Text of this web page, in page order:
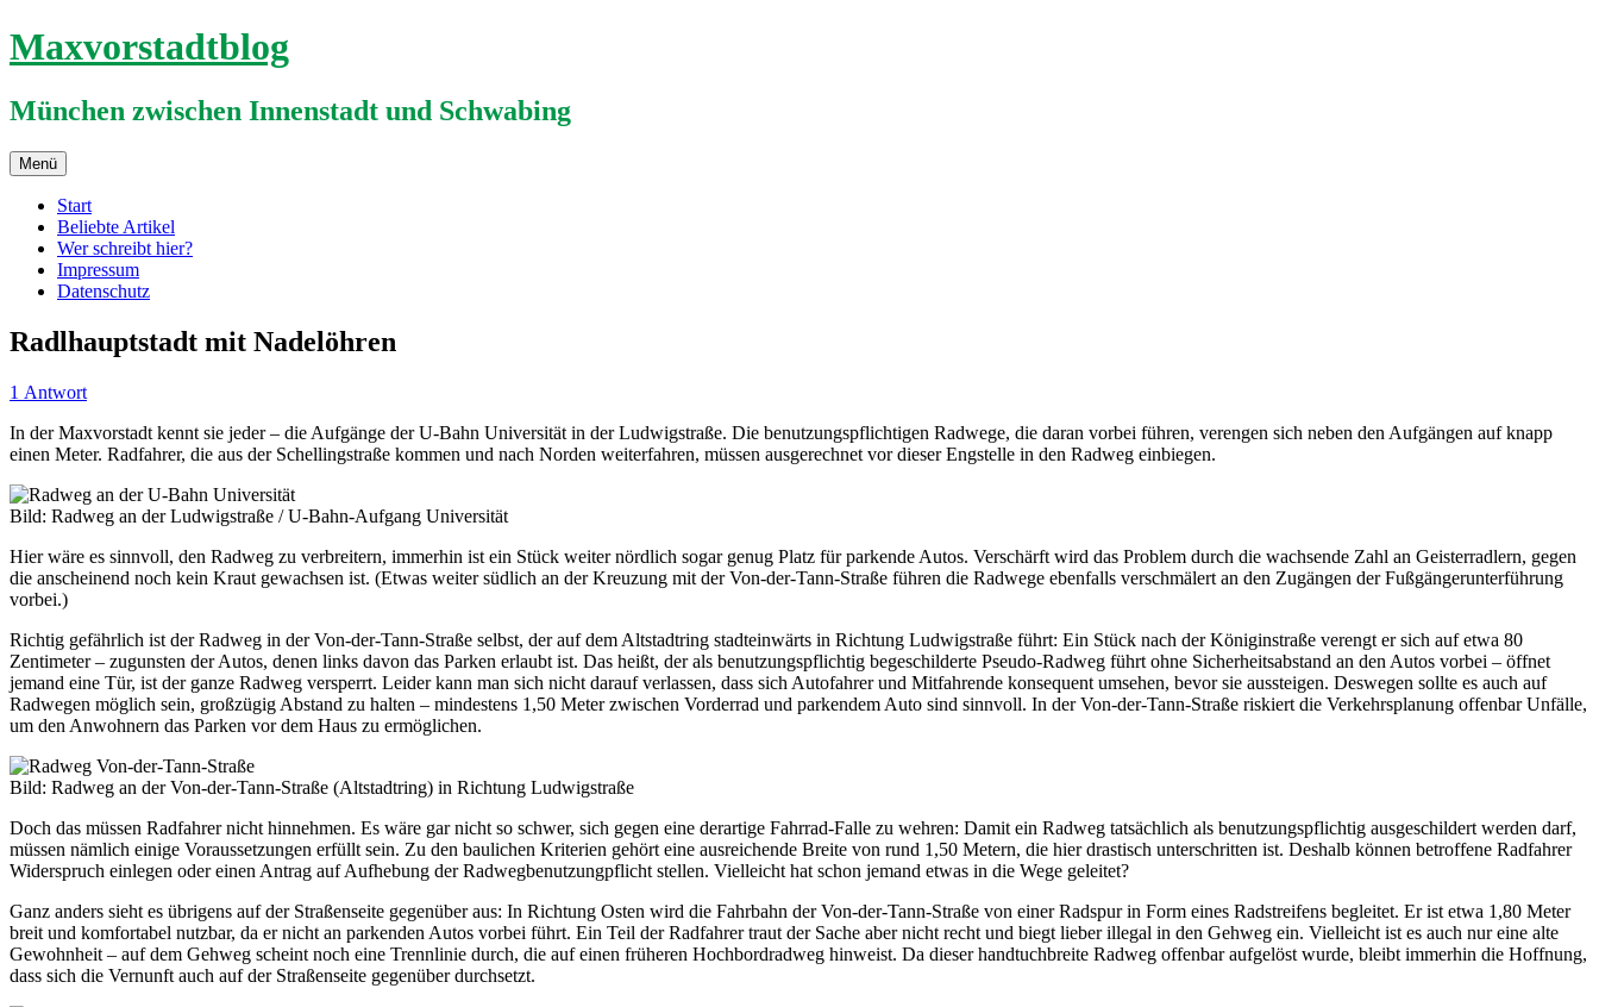
Zum
Inhalt
Maxvorstadtblog
München zwischen Innenstadt und Schwabing
Menü
Start
Beliebte Artikel
Wer schreibt hier?
Impressum
Datenschutz
Radlhauptstadt mit Nadelöhren
1 Antwort
In der Maxvorstadt kennt sie jeder – die Aufgänge der U-Bahn Universität in der Ludwigstraße. Die benutzungspflichtigen Radwege, die daran vorbei führen, verengen sich neben den Aufgängen auf knapp
einen Meter. Radfahrer, die aus der Schellingstraße kommen und nach Norden weiterfahren, müssen ausgerechnet vor dieser Engstelle in den Radweg einbiegen.
Bild: Radweg an der Ludwigstraße / U-Bahn-Aufgang Universität
Hier wäre es sinnvoll, den Radweg zu verbreitern, immerhin ist ein Stück weiter nördlich sogar genug Platz für parkende Autos. Verschärft wird das Problem durch die wachsende Zahl an Geisterradlern, gegen
die anscheinend noch kein Kraut gewachsen ist. (Etwas weiter südlich an der Kreuzung mit der Von-der-Tann-Straße führen die Radwege ebenfalls verschmälert an den Zugängen der Fußgängerunterführung
vorbei.)
Richtig gefährlich ist der Radweg in der Von-der-Tann-Straße selbst, der auf dem Altstadtring stadteinwärts in Richtung Ludwigstraße führt: Ein Stück nach der Königinstraße verengt er sich auf etwa 80
Zentimeter – zugunsten der Autos, denen links davon das Parken erlaubt ist. Das heißt, der als benutzungspflichtig begeschilderte Pseudo-Radweg führt ohne Sicherheitsabstand an den Autos vorbei – öffnet
jemand eine Tür, ist der ganze Radweg versperrt. Leider kann man sich nicht darauf verlassen, dass sich Autofahrer und Mitfahrende konsequent umsehen, bevor sie aussteigen. Deswegen sollte es auch auf
Radwegen möglich sein, großzügig Abstand zu halten – mindestens 1,50 Meter zwischen Vorderrad und parkendem Auto sind sinnvoll. In der Von-der-Tann-Straße riskiert die Verkehrsplanung offenbar Unfälle,
um den Anwohnern das Parken vor dem Haus zu ermöglichen.
Bild: Radweg an der Von-der-Tann-Straße (Altstadtring) in Richtung Ludwigstraße
Doch das müssen Radfahrer nicht hinnehmen. Es wäre gar nicht so schwer, sich gegen eine derartige Fahrrad-Falle zu wehren: Damit ein Radweg tatsächlich als benutzungspflichtig ausgeschildert werden darf,
müssen nämlich einige Voraussetzungen erfüllt sein. Zu den baulichen Kriterien gehört eine ausreichende Breite von rund 1,50 Metern, die hier drastisch unterschritten ist. Deshalb können betroffene Radfahrer
Widerspruch einlegen oder einen Antrag auf Aufhebung der Radwegbenutzungpflicht stellen. Vielleicht hat schon jemand etwas in die Wege geleitet?
Ganz anders sieht es übrigens auf der Straßenseite gegenüber aus: In Richtung Osten wird die Fahrbahn der Von-der-Tann-Straße von einer Radspur in Form eines Radstreifens begleitet. Er ist etwa 1,80 Meter
breit und komfortabel nutzbar, da er nicht an parkenden Autos vorbei führt. Ein Teil der Radfahrer traut der Sache aber nicht recht und biegt lieber illegal in den Gehweg ein. Vielleicht ist es auch nur eine alte
Gewohnheit – auf dem Gehweg scheint noch eine Trennlinie durch, die auf einen früheren Hochbordradweg hinweist. Da dieser handtuchbreite Radweg offenbar aufgelöst wurde, bleibt immerhin die Hoffnung,
dass sich die Vernunft auch auf der Straßenseite gegenüber durchsetzt.